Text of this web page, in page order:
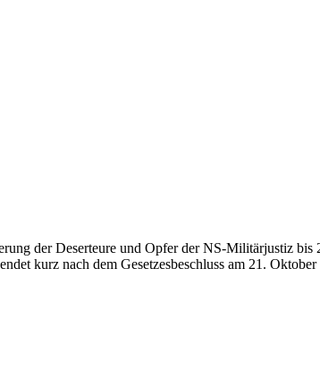
der Deserteure und Opfer der NS-Militärjustiz bis
kurz nach dem Gesetzesbeschluss am 21. Oktober